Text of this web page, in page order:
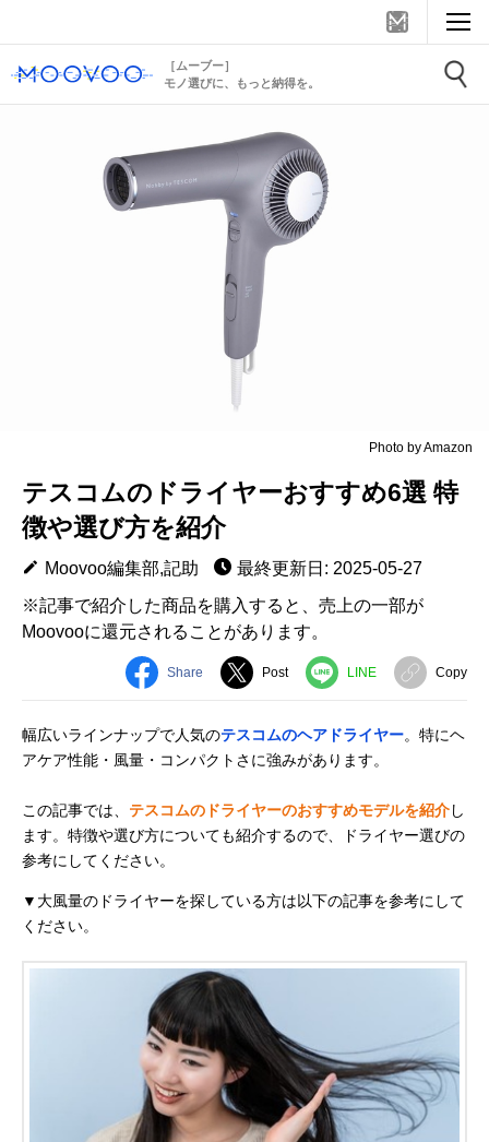
［ムーブー］
モノ選びに、もっと納得を。
Photo by Amazon
テスコムのドライヤーおすすめ6選 特
徴や選び方を紹介
Moovoo編集部,記助
最終更新日: 2025-05-27
※記事で紹介した商品を購入すると、売上の一部が
Moovooに還元されることがあります。
Share Post LINE Copy
幅広いラインナップで人気のテスコムのヘアドライヤー。特にヘ
アケア性能・風量・コンパクトさに強みがあります。
この記事では、 テスコムのドライヤーのおすすめモデルを紹介し
ます。特徴や選び方についても紹介するので、ドライヤー選びの
参考にしてください。
▼大風量のドライヤーを探している方は以下の記事を参考にして
ください。